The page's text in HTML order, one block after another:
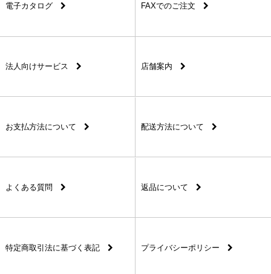
電子カタログ FAXでのご注文
法人向けサービス 店舗案内
お支払方法について 配送方法について
よくある質問 返品について
特定商取引法に基づく表記 プライバシーポリシー